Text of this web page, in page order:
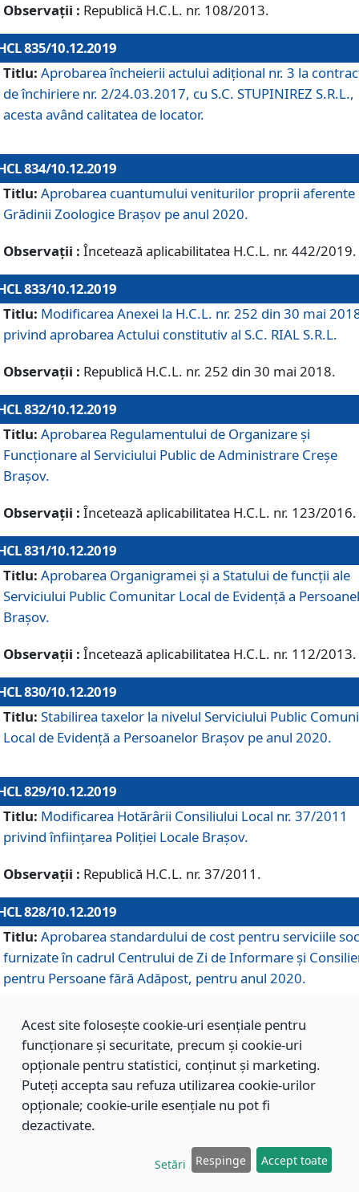
Observații : Republică H.C.L. nr. 108/2013.
835/10.12.2019
Titlu: Aprobarea încheierii actului adițional nr. 3 la
de închiriere nr. 2/24.03.2017, cu S.C. STUPINIREZ S.R.L.,
acesta având calitatea de locator.
834/10.12.2019
Titlu: Aprobarea cuantumului veniturilor proprii aferente
Grădinii Zoologice Braşov pe anul 2020.
Observații : Încetează aplicabilitatea H.C.L. nr. 442/2019.
833/10.12.2019
Titlu: Modificarea Anexei la H.C.L. nr. 252 din 30 mai
privind aprobarea Actului constitutiv al S.C. RIAL S.R.L.
Observații : Republică H.C.L. nr. 252 din 30 mai 2018.
832/10.12.2019
Titlu: Aprobarea Regulamentului de Organizare și
Funcționare al Serviciului Public de Administrare Creșe
Brașov.
Observații : Încetează aplicabilitatea H.C.L. nr. 123/2016.
831/10.12.2019
Titlu: Aprobarea Organigramei și a Statului de funcții ale
Serviciului Public Comunitar Local de Evidență a
Brașov.
Observații : Încetează aplicabilitatea H.C.L. nr. 112/2013.
830/10.12.2019
Titlu: Stabilirea taxelor la nivelul Serviciului Public
Local de Evidenţă a Persoanelor Braşov pe anul 2020.
829/10.12.2019
Titlu: Modificarea Hotărârii Consiliului Local nr. 37/2011
privind înființarea Poliției Locale Brașov.
Observații : Republică H.C.L. nr. 37/2011.
828/10.12.2019
Titlu: Aprobarea standardului de cost pentru serviciile
furnizate în cadrul Centrului de Zi de Informare și
pentru Persoane fără Adăpost, pentru anul 2020.
827/10.12.2019
Aprobarea standardului de cost pentru serviciile
furnizate în cadrul Centrului Rezidențial pentru Persoane
Adăpost, pentru anul 2020.
Aprobarea standardului de cost pentru serviciile
Acest site folosește cookie-uri esențiale pentru
funcționare și securitate, precum și cookie-uri
opționale pentru statistici, conținut și marketing.
Puteți accepta sau refuza utilizarea cookie-urilor
opționale; cookie-urile esențiale nu pot fi
dezactivate.
Setări Respinge Accept toate